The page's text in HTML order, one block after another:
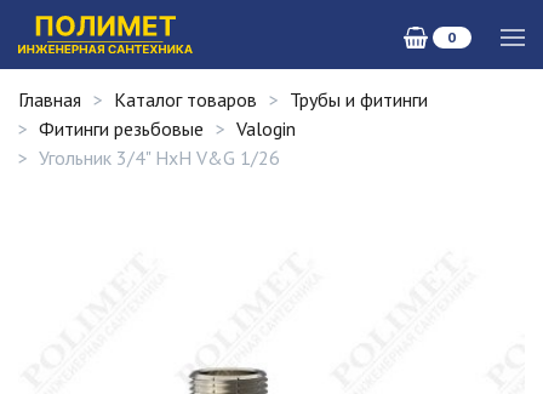
0
Главная Каталог товаров
Трубы и фитинги
Фитинги резьбовые
Valogin
Угольник 3/4" НxН V&G 1/26